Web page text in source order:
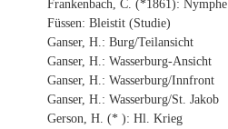
Frankenbach, C. (*1861): Nymphe
Füssen: Bleistit (Studie)
Ganser, H.: Burg/Teilansicht
Ganser, H.: Wasserburg-Ansicht
Ganser, H.: Wasserburg/Innfront
Ganser, H.: Wasserburg/St. Jakob
Gerson, H. (* ): Hl. Krieg